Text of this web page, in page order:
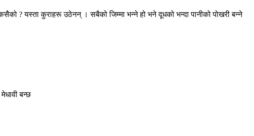
? यस्ता कुराहरू उठेनन् । सबैको जिम्मा भन्ने हो भने दूधको भन्दा पानीको पोखरी बन्ने
बन्छ